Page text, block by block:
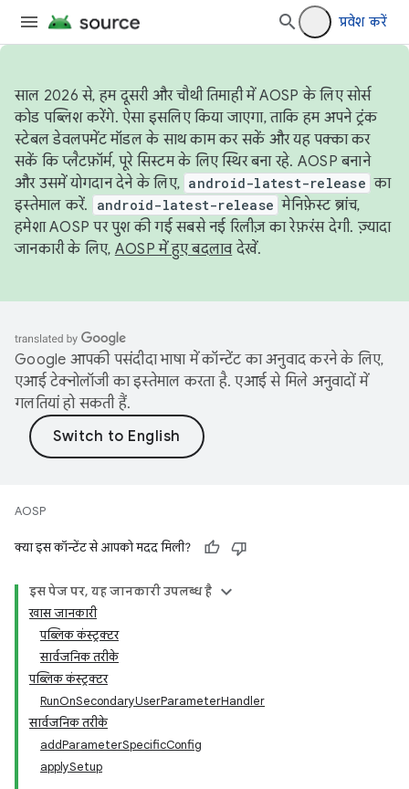
प्रवेश करें
साल 2026 से, हम दूसरी और चौथी तिमाही में AOSP के लिए सोर्स
कोड पब्लिश करेंगे. ऐसा इसलिए किया जाएगा, ताकि हम अपने ट्रंक
स्टेबल डेवलपमेंट मॉडल के साथ काम कर सकें और यह पक्का कर
सकें कि प्लैटफ़ॉर्म, पूरे सिस्टम के लिए स्थिर बना रहे. AOSP बनाने
और उसमें योगदान देने के लिए, android-latest-release का
इस्तेमाल करें.
android-latest-release मेनिफ़ेस्ट ब्रांच,
हमेशा AOSP पर पुश की गई सबसे नई रिलीज़ का रेफ़रंस देगी. ज़्यादा
जानकारी के लिए, AOSP में हुए बदलावदेखें.
Google आपकी पसंदीदा भाषा में कॉन्टेंट का अनुवाद करने के लिए,
एआई टेक्नोलॉजी का इस्तेमाल करता है. एआई से मिले अनुवादों में
गलतियां हो सकती हैं.
AOSP
क्या इस कॉन्टेंट से आपको मदद मिली?
इस पेज पर, यह जानकारी उपलब्ध है
खास जानकारी
पब्लिक कंस्ट्रक्टर
सार्वजनिक तरीके
पब्लिक कंस्ट्रक्टर
RunOnSecondaryUserParameterHandler
सार्वजनिक तरीके
addParameterSpecificConfig
applySetup